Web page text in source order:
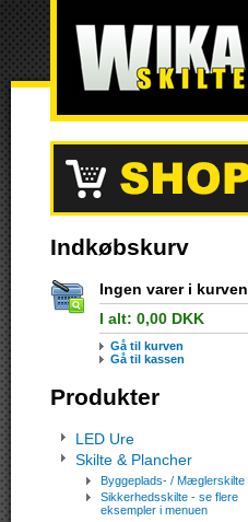
Indkøbskurv
Ingen varer i kurven
I alt: 0,00 DKK
Gå til kurven
Gå til kassen
Produkter
LED Ure
Skilte & Plancher
Byggeplads- / Mæglerskilte
Sikkerhedsskilte - se flere
eksempler i menuen